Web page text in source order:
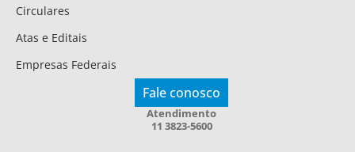
Circulares
Atas e Editais
Empresas Federais
Fale conosco
Atendimento
11 3823-5600